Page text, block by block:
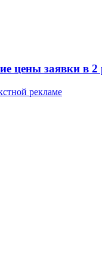
цены заявки в 2
рекламе